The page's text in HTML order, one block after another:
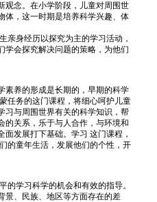
观念。在小学阶段，儿童对周围世
体，这一时期是培养科学兴趣、体
身经历以探究为主的学习活动，
学会探究解决问题的策略，为他们
养的形成是长期的，早期的科学
任务的这门课程，将细心呵护儿童
习与周围世界有关的科学知识，帮
的关系，乐于与人合作，与环境和
发展打下基础。学习 这门课程，
的童年生活，发展他们的个性，开
学习科学的机会和有效的指导。
景、民族、地区等方面存在的差